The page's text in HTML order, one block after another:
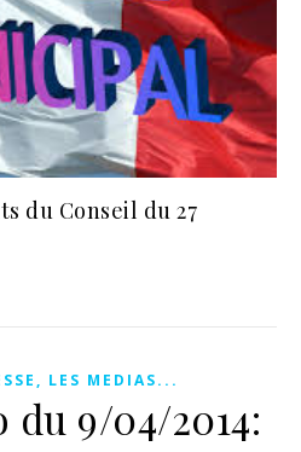
du Conseil du 27
LES MEDIAS...
du 9/04/2014: